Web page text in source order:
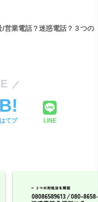
営業電話？迷惑電話？３つの
はてブ LINE